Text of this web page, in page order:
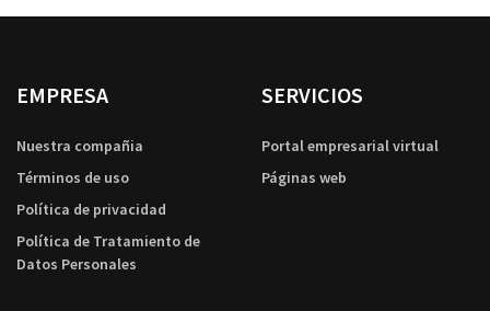
EMPRESA
Nuestra compañia
Términos de uso
Política de privacidad
Política de Tratamiento de
Datos Personales
SERVICIOS
Portal empresarial virtual
Páginas web